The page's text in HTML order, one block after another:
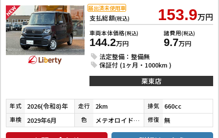
支払総額(税込) 153.9万円
車両本体価格(税込)
144.2万円
諸費用(税込)
9.7万円
法定整備：整備無
保証付 (1ヶ月・1000km )
届出済未使用車
栗東店
年式 2026(令和8)年 走行 2km 排気 660cc
車検 2029年6月 色 メテオロイドグレーメタリック 修復 無